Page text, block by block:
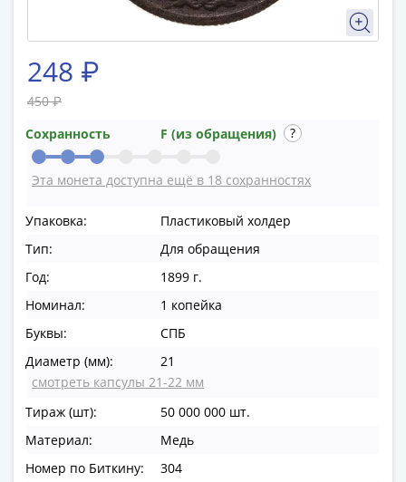
ВОВ
Победы
ВОВ
Человек
труда
герои
Оружие
Великой
Победы
Сочи
футболу
2018
248 ₽
450 ₽
Сохранность
F (из обращения)
Эта монета доступна ещё в 18 сохранностях
Упаковка:
Пластиковый холдер
Тип:
Для обращения
Год:
1899 г.
Номинал:
1 копейка
Буквы:
СПБ
Диаметр (мм):
21
смотреть капсулы 21-22 мм
Тираж (шт):
50 000 000 шт.
Материал:
Медь
Номер по Биткину:
304